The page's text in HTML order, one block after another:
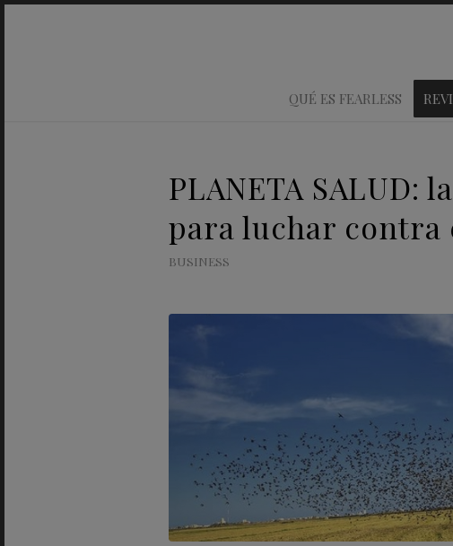
QUÉ ES FEARLESS
PLANETA SALUD:
para luchar
BUSINESS